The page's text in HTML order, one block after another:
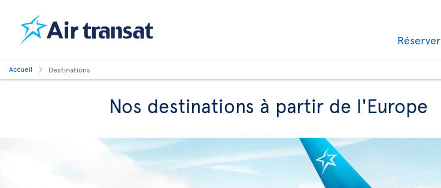
Réserver
Accueil Destinations
Nos destinations à partir de l'Europe